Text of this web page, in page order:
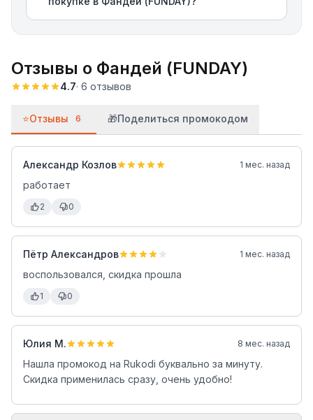
Отзывы о Фандей (FUNDAY)
4.7· 6 отзывов
⭐Отзывы 6 🎁Поделиться промокодом
Александр Козлов 1 мес. назад
работает
2 0
Пётр Александров 1 мес. назад
воспользовался, скидка прошла
1 0
Юлия М. 8 мес. назад
Нашла промокод на Rukodi буквально за минуту.
Скидка применилась сразу, очень удобно!